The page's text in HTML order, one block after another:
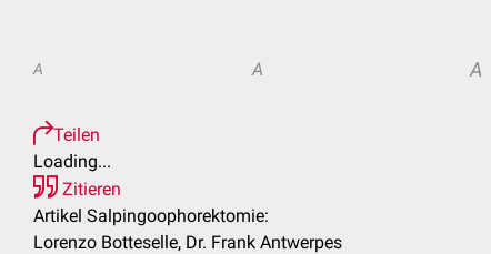
A A A
Teilen
Loading...
Zitieren
Artikel Salpingoophorektomie:
Lorenzo Botteselle, Dr. Frank Antwerpes